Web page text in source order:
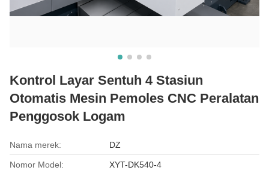
Kontrol Layar Sentuh 4 Stasiun
Otomatis Mesin Pemoles CNC Peralatan
Penggosok Logam
Nama merek: DZ
Nomor Model: XYT-DK540-4